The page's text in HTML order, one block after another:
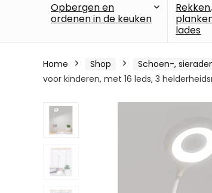
Opbergen en
ordenen in de keuken
Rekken,
lades
Home Shop Schoen-,
voor kinderen, met 16 leds, 3